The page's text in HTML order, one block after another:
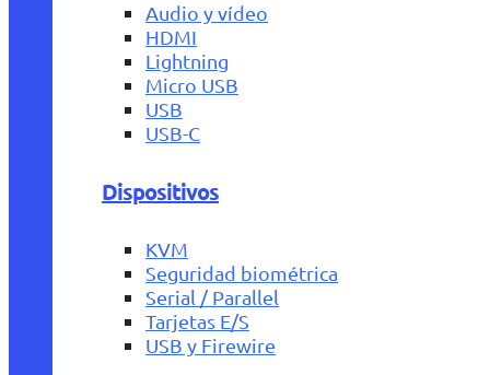
Audio y vídeo
HDMI
Lightning
Micro USB
USB
USB-C
Dispositivos
KVM
Seguridad biométrica
Serial / Parallel
Tarjetas E/S
USB y Firewire